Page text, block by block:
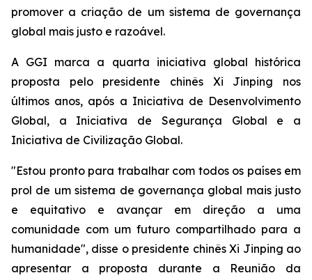
promover a criação de um sistema de governança
global mais justo e razoável.
A GGI marca a quarta iniciativa global histórica
proposta pelo presidente chinês Xi Jinping nos
últimos anos, após a Iniciativa de Desenvolvimento
Global, a Iniciativa de Segurança Global e a
Iniciativa de Civilização Global.
"Estou pronto para trabalhar com todos os países em
prol de um sistema de governança global mais justo
e equitativo e avançar em direção a uma
comunidade com um futuro compartilhado para a
humanidade", disse o presidente chinês Xi Jinping ao
apresentar a proposta durante a Reunião da